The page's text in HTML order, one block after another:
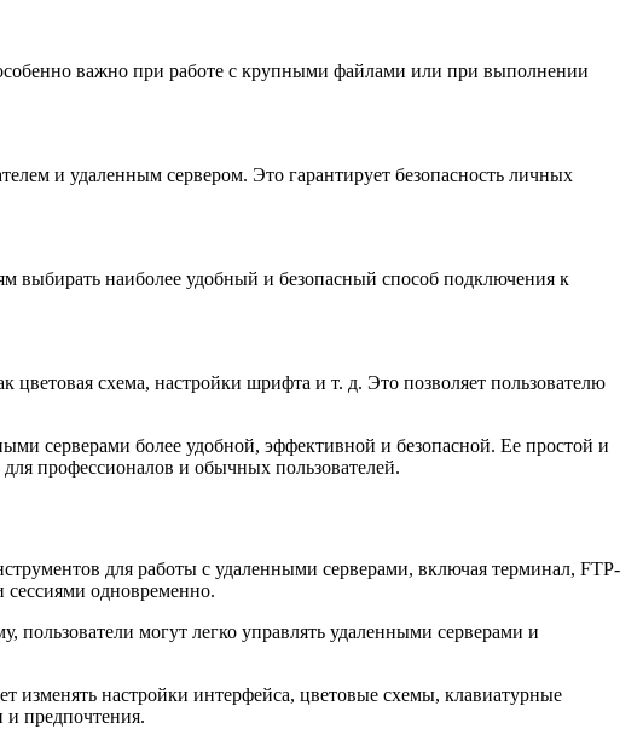
важно при работе с крупными файлами или при выполнении
и удаленным сервером. Это гарантирует безопасность личных
выбирать наиболее удобный и безопасный способ подключения к
цветовая схема, настройки шрифта и т. д. Это позволяет пользователю
серверами более удобной, эффективной и безопасной. Ее простой и
профессионалов и обычных пользователей.
для работы с удаленными серверами, включая терминал, FTP-
сессиями одновременно.
пользователи могут легко управлять удаленными серверами и
изменять настройки интерфейса, цветовые схемы, клавиатурные
и предпочтения.